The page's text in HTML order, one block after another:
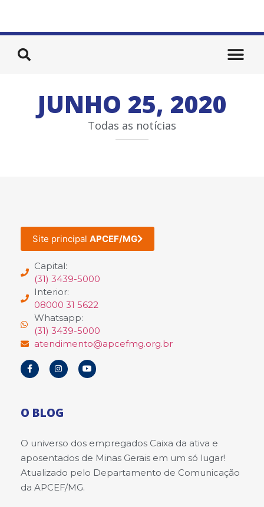
JUNHO 25, 2020
Todas as notícias
Site principal APCEF/MG
Capital:
(31) 3439-5000
Interior:
08000 31 5622
Whatsapp:
(31) 3439-5000
atendimento@apcefmg.org.br
O BLOG
O universo dos empregados Caixa da ativa e
aposentados de Minas Gerais em um só lugar!
Atualizado pelo Departamento de Comunicação
da APCEF/MG.